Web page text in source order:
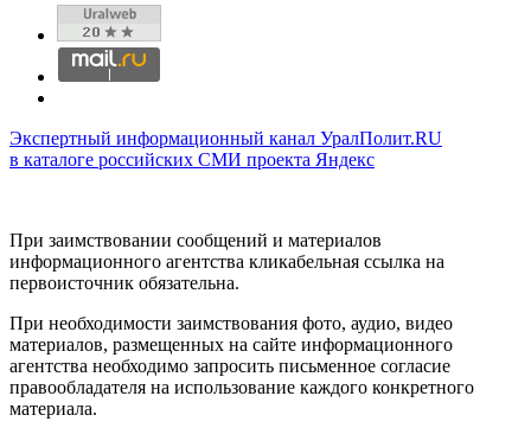
Экспертный информационный канал УралПолит.RU
в каталоге российских СМИ проекта Яндекс
При заимствовании сообщений и материалов
информационного агентства кликабельная ссылка на
первоисточник обязательна.
При необходимости заимствования фото, аудио, видео
материалов, размещенных на сайте информационного
агентства необходимо запросить письменное согласие
правообладателя на использование каждого конкретного
материала.